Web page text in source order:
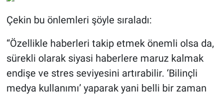
Çekin bu önlemleri şöyle sıraladı:
“Özellikle haberleri takip etmek önemli olsa da,
sürekli olarak siyasi haberlere maruz kalmak
endişe ve stres seviyesini artırabilir. ‘Bilinçli
medya kullanımı’ yaparak yani belli bir zaman